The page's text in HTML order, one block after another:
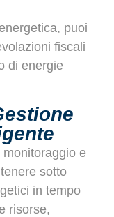
puoi
fiscali
di energie
e
sotto
in tempo
risorse,